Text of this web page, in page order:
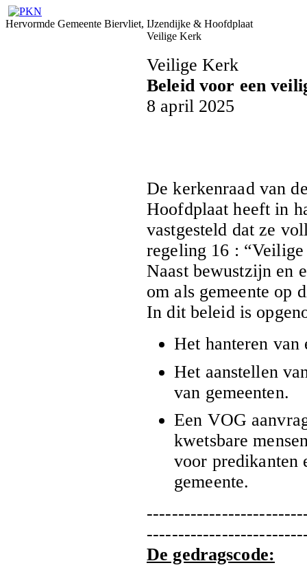
Hervormde Gemeente Biervliet, IJzendijke & Hoofdplaat
Veilige Kerk
Veilige Kerk
Beleid voor een
8 april 2025
De kerkenraad van
Hoofdplaat heeft in
vastgesteld dat ze
regeling 16 :
Naast bewustzijn en
om als gemeente op
In dit beleid is
Het hanteren van
Het aanstellen
van gemeenten.
Een VOG
kwetsbare
voor predikanten
gemeente.
De gedragscode: